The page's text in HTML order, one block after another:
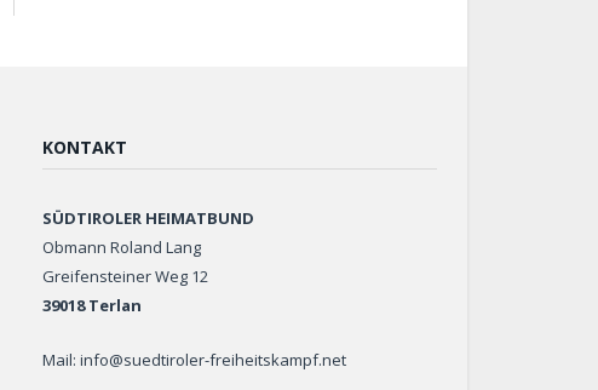
KONTAKT
SÜDTIROLER HEIMATBUND
Obmann Roland Lang
Greifensteiner Weg 12
39018 Terlan
Mail: info@suedtiroler-freiheitskampf.net